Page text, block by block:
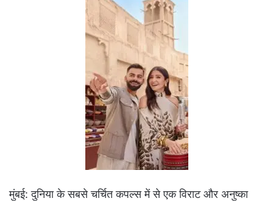
मुंबई: दुनिया के सबसे चर्चित कपल्स में से एक विराट और अनुष्का